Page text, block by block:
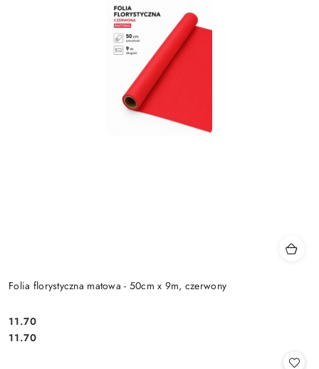
Folia florystyczna matowa - 50cm x 9m, czerwony
Cena:
11.70
Cena:
11.70